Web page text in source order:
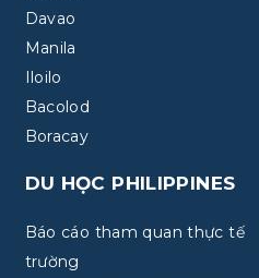
Davao
Manila
Iloilo
Bacolod
Boracay
DU HỌC PHILIPPINES
Báo cáo tham quan thực tế
trường